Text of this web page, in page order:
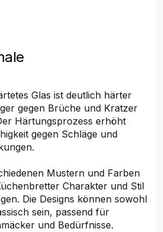
Glas ist deutlich härter
gegen Brüche und Kratzer
Härtungsprozess erhöht
gegen Schläge und
Mustern und Farben
Charakter und Stil
Die Designs können sowohl
sein, passend für
und Bedürfnisse.